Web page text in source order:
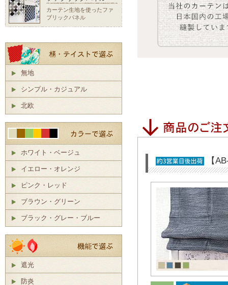
【
カーテン生地を使ったファ
ブリックパネル
無地
シンプル・カジュアル
北欧
ホワイト・ベージュ
イエロー・オレンジ
ピンク・レッド
ブラウン・グリーン
ブラック・グレー・ブルー
遮光
防炎